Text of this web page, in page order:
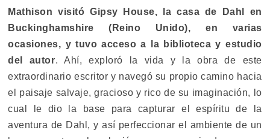
Mathison visitó Gipsy House, la casa de Dahl en
Buckinghamshire (Reino Unido), en varias
ocasiones, y tuvo acceso a la biblioteca y estudio
del autor. Ahí, exploró la vida y la obra de este
extraordinario escritor y navegó su propio camino hacia
el paisaje salvaje, gracioso y rico de su imaginación, lo
cual le dio la base para capturar el espíritu de la
aventura de Dahl, y así perfeccionar el ambiente de un